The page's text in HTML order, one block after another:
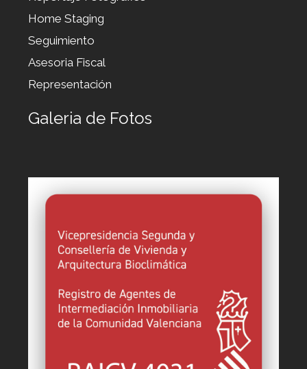
Home Staging
Seguimiento
Asesoria Fiscal
Representación
Galeria de Fotos